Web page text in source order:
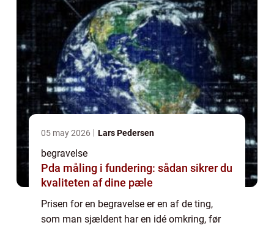
05 may 2026 Lars Pedersen
begravelse
Pda måling i fundering: sådan sikrer du
kvaliteten af dine pæle
Prisen for en begravelse er en af de ting,
som man sjældent har en idé omkring, før